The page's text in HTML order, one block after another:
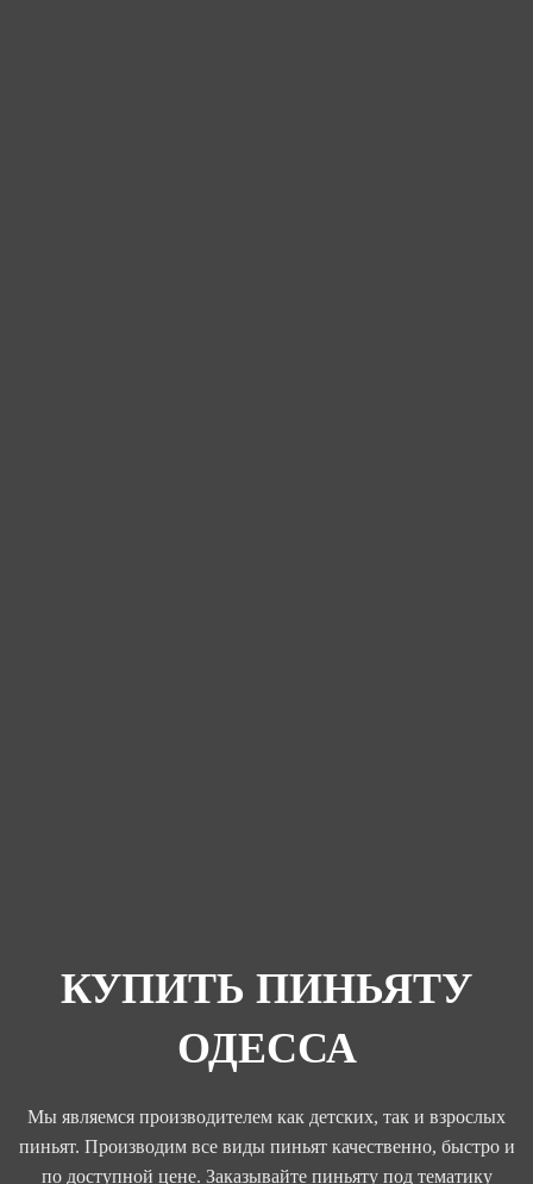
КУПИТЬ ПИНЬЯТУ
ОДЕССА
Мы являемся производителем как детских, так и взрослых
пиньят. Производим все виды пиньят качественно, быстро и
по доступной цене. Заказывайте пиньяту под тематику